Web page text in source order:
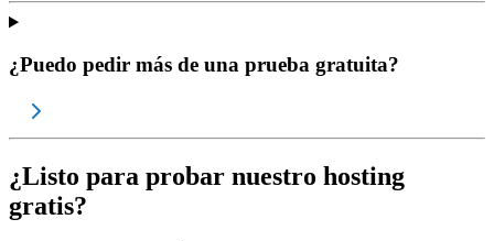
¿Puedo pedir más de una prueba gratuita?
¿Listo para probar nuestro hosting
gratis?